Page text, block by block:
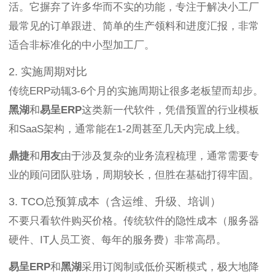
活。它摒弃了许多华而不实的功能，专注于解决小工厂
最常见的订单跟进、简单的生产领料和进度汇报，非常
适合非标准化的中小型加工厂。
2. 实施周期对比
传统ERP动辄3-6个月的实施周期让很多老板望而却步。
黑湖和易呈ERP这类新一代软件，凭借预置的行业模板
和SaaS架构，通常能在1-2周甚至几天内完成上线。
鼎捷和用友由于涉及复杂的业务流程梳理，通常需要专
业的顾问团队驻场，周期较长，但胜在基础打得牢固。
3. TCO总预算成本（含运维、升级、培训）
不要只看软件购买价格。传统软件的隐性成本（服务器
硬件、IT人员工资、每年的服务费）非常高昂。
易呈ERP和黑湖采用订阅制或低价买断模式，极大地降